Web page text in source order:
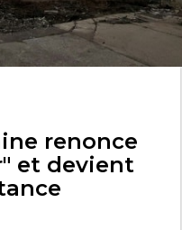
renonce
et devient